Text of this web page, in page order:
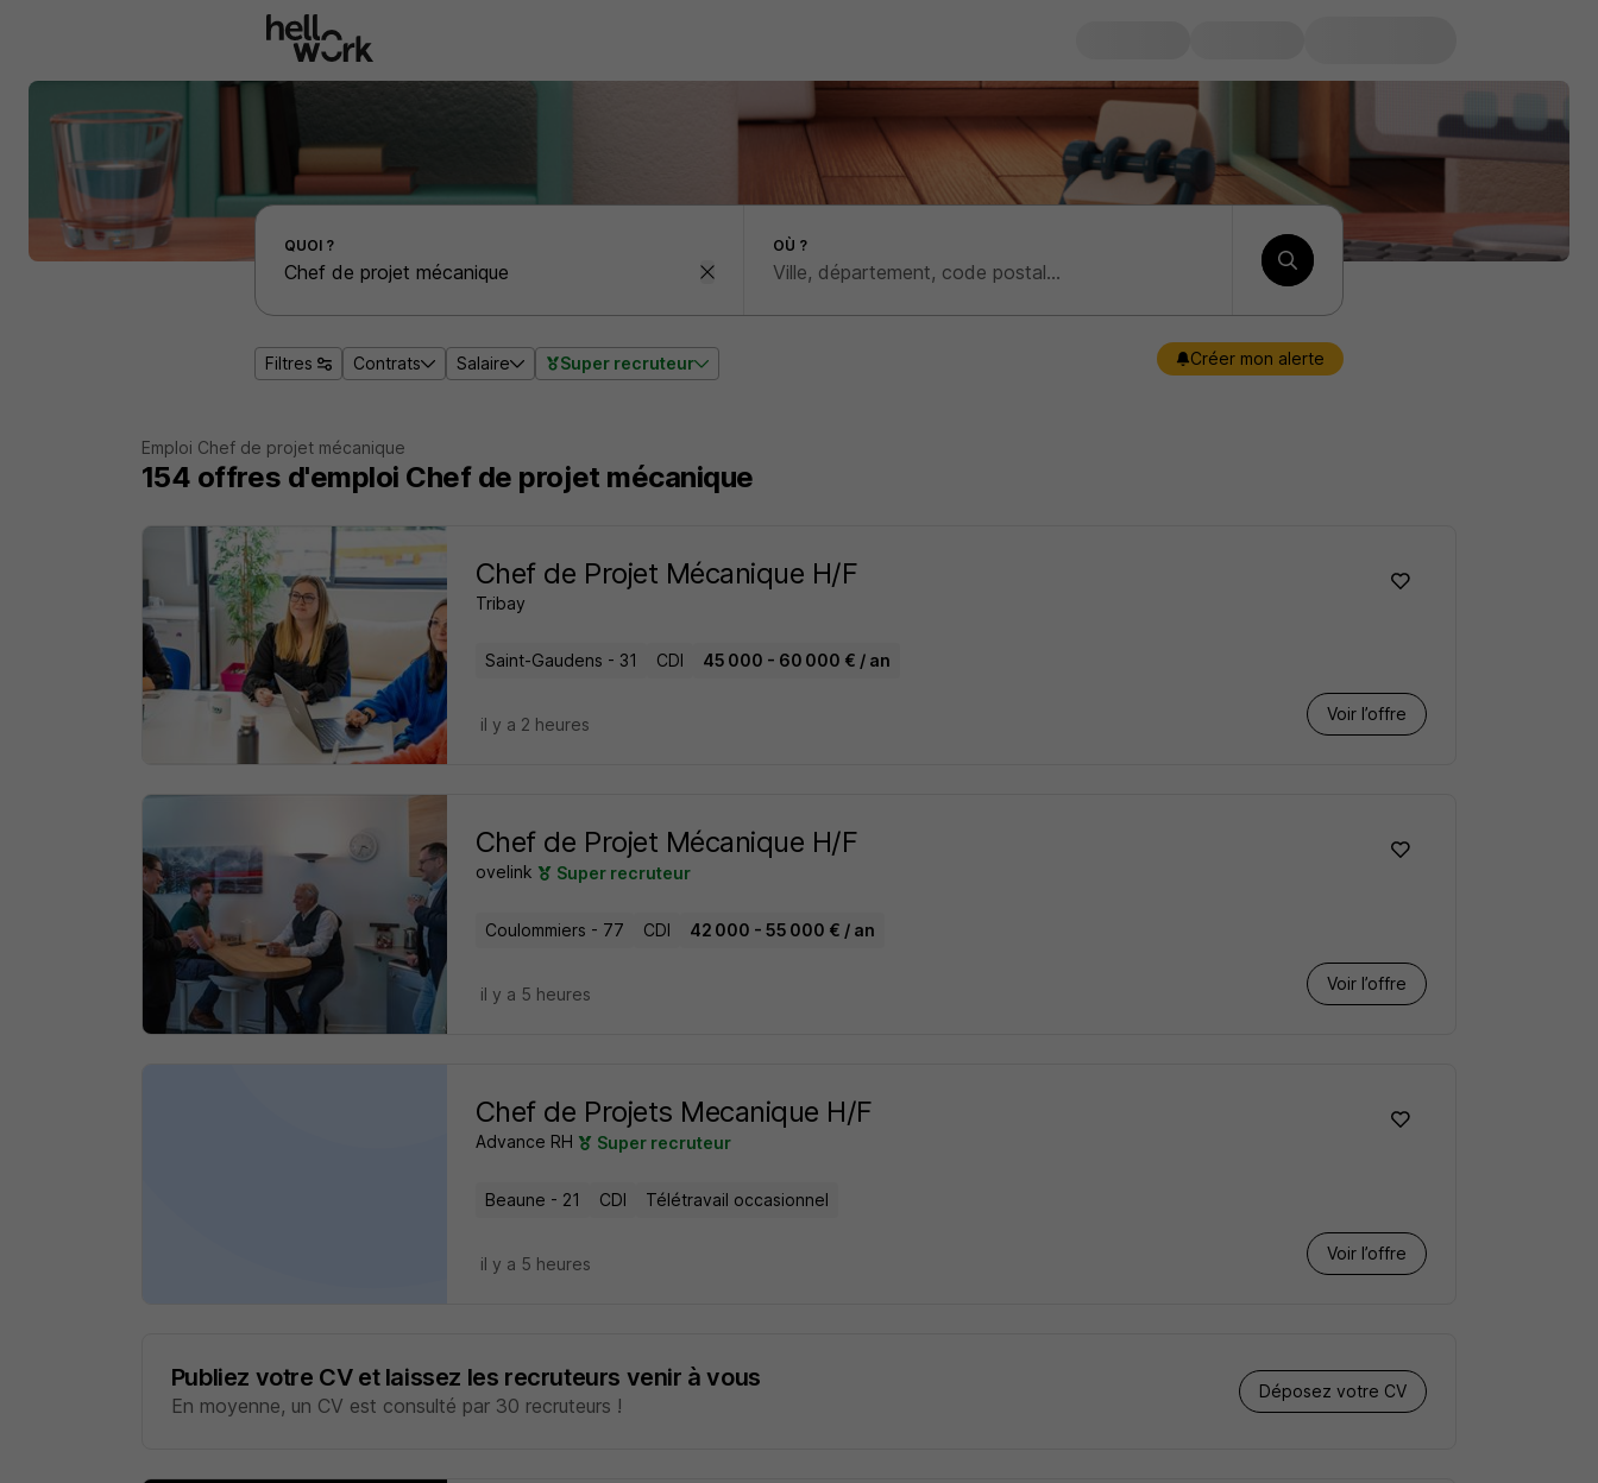
Effectuer une recherche d'emploi par localité
QUOI ? OÙ ?
Filtres Contrats Salaire Super recruteur Créer mon alerte
Emploi Chef de projet mécanique
154 offres d'emploi Chef de projet mécanique
Chef de Projet Mécanique H/F
Tribay
Saint-Gaudens - 31 CDI 45 000 - 60 000 € / an
Voir l’offre
il y a 2 heures
Chef de Projet Mécanique H/F
ovelink Super recruteur
Coulommiers - 77 CDI 42 000 - 55 000 € / an
Voir l’offre
il y a 5 heures
Chef de Projets Mecanique H/F
Advance RH Super recruteur
Beaune - 21 CDI Télétravail occasionnel
Voir l’offre
il y a 5 heures
Publiez votre CV et laissez les recruteurs venir à vous
En moyenne, un CV est consulté par 30 recruteurs !
Déposez votre CV